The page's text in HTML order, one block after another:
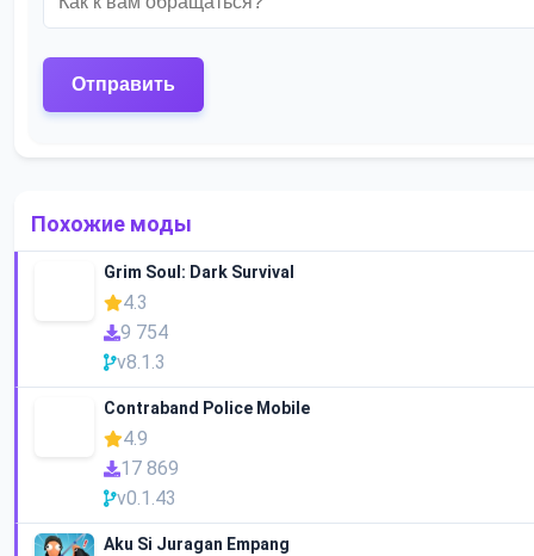
Похожие моды
Grim Soul: Dark Survival
4.3
9 754
v8.1.3
Contraband Police Mobile
4.9
17 869
v0.1.43
Aku Si Juragan Empang